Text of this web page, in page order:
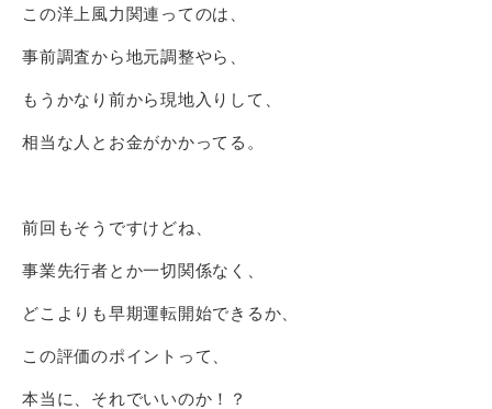
この洋上風力関連ってのは、
事前調査から地元調整やら、
もうかなり前から現地入りして、
相当な人とお金がかかってる。
前回もそうですけどね、
事業先行者とか一切関係なく、
どこよりも早期運転開始できるか、
この評価のポイントって、
本当に、それでいいのか！？